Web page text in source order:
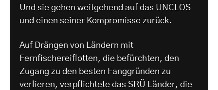
Und sie gehen weitgehend auf das UNCLOS
und einen seiner Kompromisse zurück.
Auf Drängen von Ländern mit
Fernfischereiflotten, die befürchten, den
Zugang zu den besten Fanggründen zu
verlieren, verpflichtete das SRÜ Länder, die